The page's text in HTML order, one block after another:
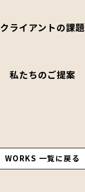
クライアントの課題
私たちのご提案
WORKS 一覧に戻る